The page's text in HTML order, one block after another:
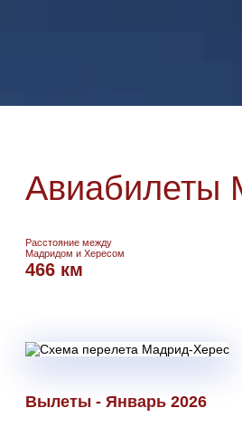
Авиабилеты
Расстояние между
Мадридом и Хересом
466 км
Вылеты - Январь 2026